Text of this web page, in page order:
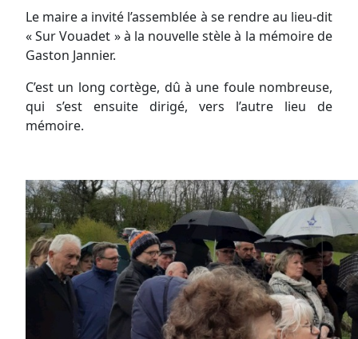
Le maire a invité l’assemblée à se rendre au lieu-dit
« Sur Vouadet » à la nouvelle stèle à la mémoire de
Gaston Jannier.
C’est un long cortège, dû à une foule nombreuse,
qui s’est ensuite dirigé, vers l’autre lieu de
mémoire.